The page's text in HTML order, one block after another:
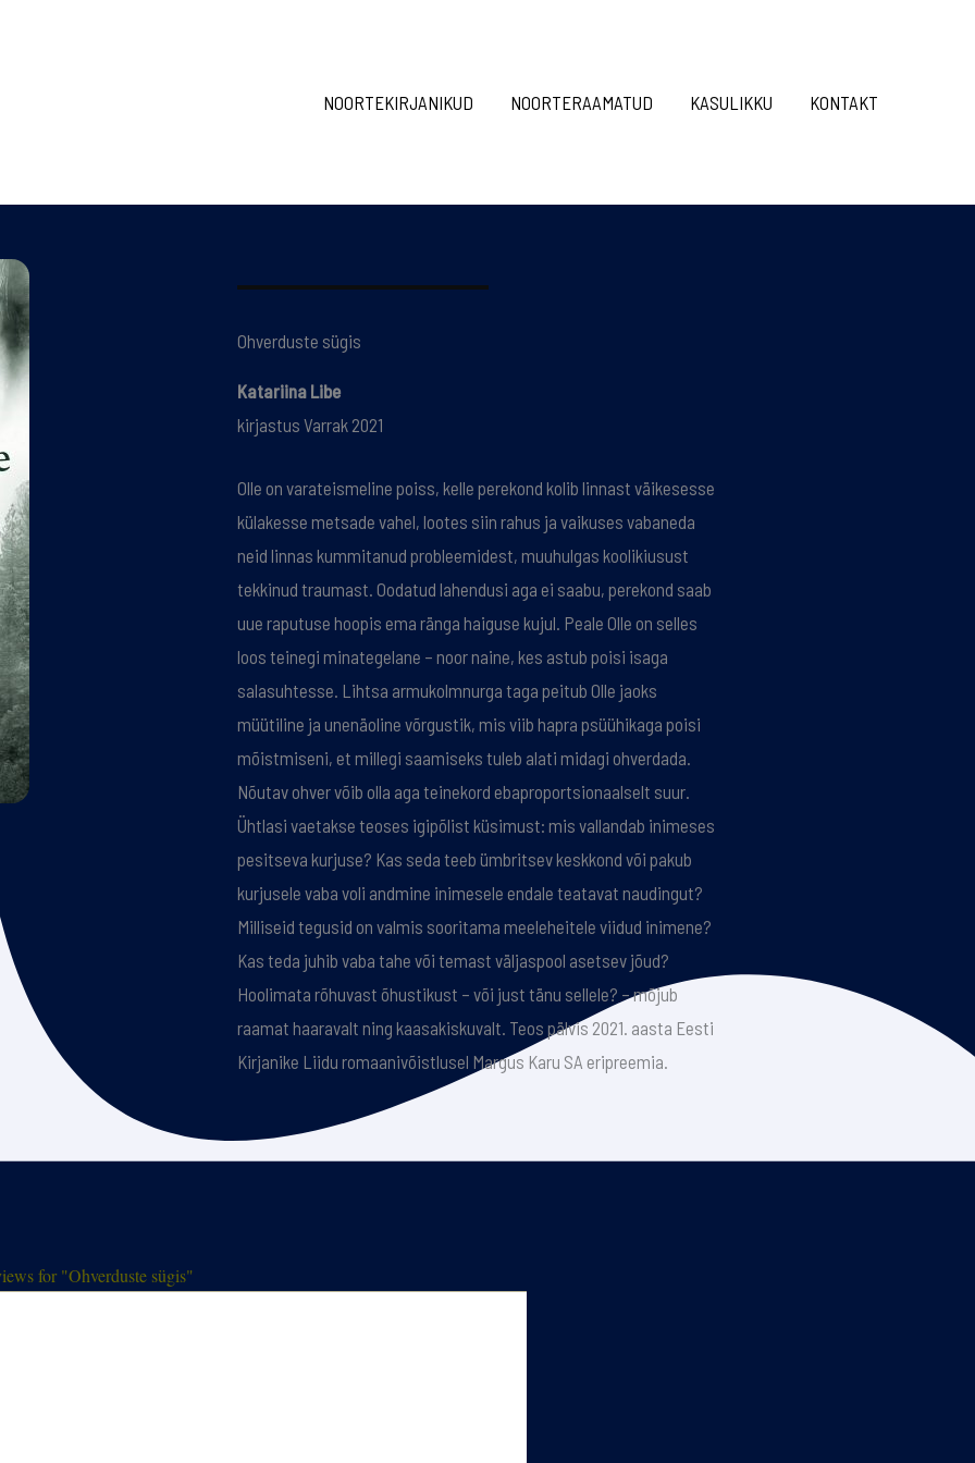
NOORTEKIRJANIKUD
NOORTERAAMATUD KASULIKKU KONTAKT
Ohverduste sügis
Katariina Libe
kirjastus Varrak 2021
Olle on varateismeline poiss, kelle perekond kolib linnast väikesesse
külakesse metsade vahel, lootes siin rahus ja vaikuses vabaneda
neid linnas kummitanud probleemidest, muuhulgas koolikiusust
tekkinud traumast. Oodatud lahendusi aga ei saabu, perekond saab
uue raputuse hoopis ema ränga haiguse kujul. Peale Olle on selles
loos teinegi minategelane – noor naine, kes astub poisi isaga
salasuhtesse. Lihtsa armukolmnurga taga peitub Olle jaoks
müütiline ja unenäoline võrgustik, mis viib hapra psüühikaga poisi
mõistmiseni, et millegi saamiseks tuleb alati midagi ohverdada.
Nõutav ohver võib olla aga teinekord ebaproportsionaalselt suur.
Ühtlasi vaetakse teoses igipõlist küsimust: mis vallandab inimeses
pesitseva kurjuse? Kas seda teeb ümbritsev keskkond või pakub
kurjusele vaba voli andmine inimesele endale teatavat naudingut?
Milliseid tegusid on valmis sooritama meeleheitele viidud inimene?
Kas teda juhib vaba tahe või temast väljaspool asetsev jõud?
Hoolimata rõhuvast õhustikust – või just tänu sellele? – mõjub
raamat haaravalt ning kaasakiskuvalt. Teos pälvis 2021. aasta Eesti
Kirjanike Liidu romaanivõistlusel Margus Karu SA eripreemia.
for "Ohverduste sügis"